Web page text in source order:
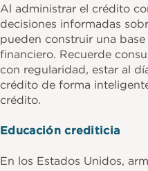
Al administrar el crédito
decisiones informadas
pueden construir una
financiero. Recuerde
con regularidad, estar al
crédito de forma
crédito.
Educación crediticia
En los Estados Unidos,